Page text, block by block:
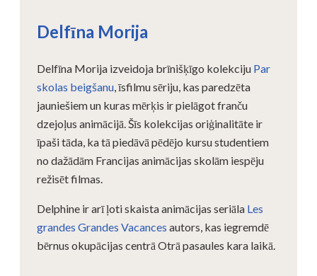
Delfīna Morija
Delfīna Morija izveidoja brīnišķīgo kolekciju Par
skolas beigšanu, īsfilmu sēriju, kas paredzēta
jauniešiem un kuras mērķis ir pielāgot franču
dzejoļus animācijā. Šīs kolekcijas oriģinalitāte ir
īpaši tāda, ka tā piedāvā pēdējo kursu studentiem
no dažādām Francijas animācijas skolām iespēju
režisēt filmas.
Delphine ir arī ļoti skaista animācijas seriāla Les
grandes Grandes Vacances autors, kas iegremdē
bērnus okupācijas centrā Otrā pasaules kara laikā.